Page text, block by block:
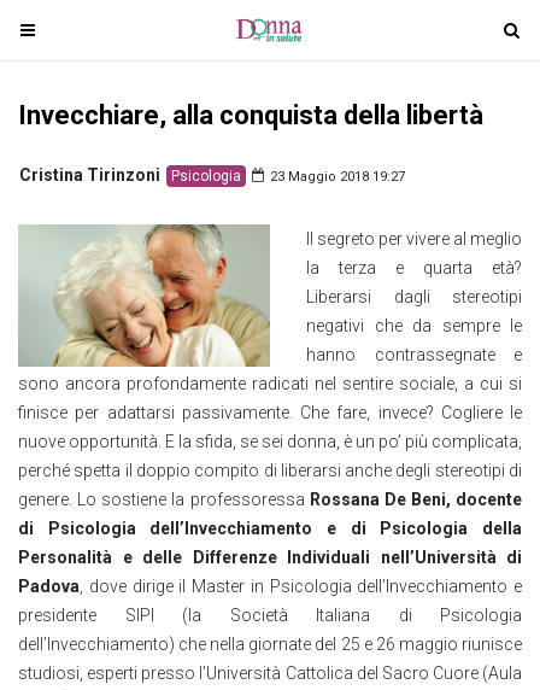
T
o
g
e
t
i
o
n
T
o
a
v
i
g
o
n
Invecchiare, alla conquista della libertà
Cristina Tirinzoni Psicologia 23 Maggio 2018 19:27
Il segreto per vivere al meglio
la terza e quarta età?
Liberarsi dagli stereotipi
negativi che da sempre le
hanno contrassegnate e
sono ancora profondamente radicati nel sentire sociale, a cui si
finisce per adattarsi passivamente. Che fare, invece? Cogliere le
nuove opportunità. E la sfida, se sei donna, è un po’ più complicata,
perché spetta il doppio compito di liberarsi anche degli stereotipi di
genere. Lo sostiene la professoressa Rossana De Beni, docente
di Psicologia dell’Invecchiamento e di Psicologia della
Personalità e delle Differenze Individuali nell’Università di
Padova , dove dirige il Master in Psicologia dell’Invecchiamento e
presidente SIPI (la Società Italiana di Psicologia
dell’Invecchiamento) che nella giornate del 25 e 26 maggio riunisce
studiosi, esperti presso l’Università Cattolica del Sacro Cuore (Aula